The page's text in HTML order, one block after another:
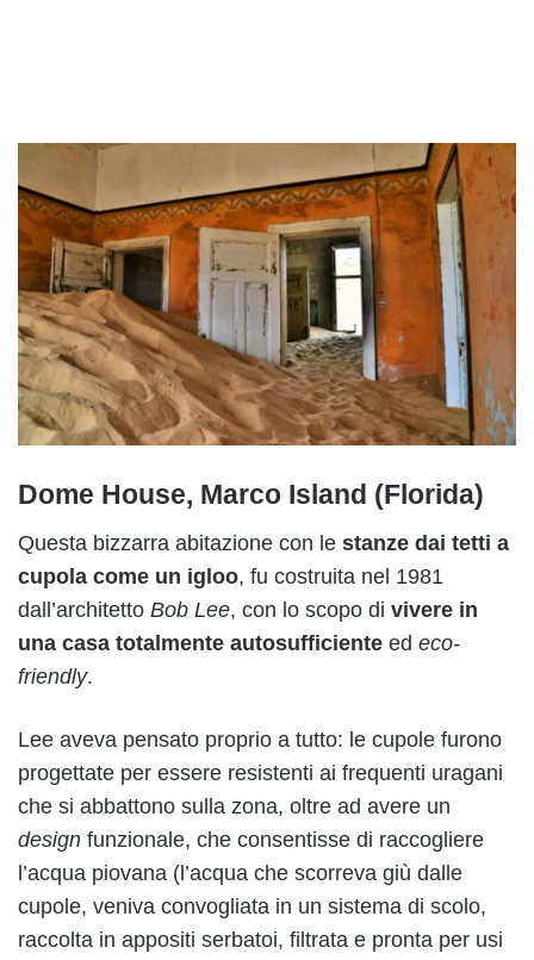
Dome House, Marco Island (Florida)
Questa bizzarra abitazione con le stanze dai tetti a
cupola come un igloo, fu costruita nel 1981
dall’architetto Bob Lee, con lo scopo di vivere in
una casa totalmente autosufficiente ed eco-
friendly.
Lee aveva pensato proprio a tutto: le cupole furono
progettate per essere resistenti ai frequenti uragani
che si abbattono sulla zona, oltre ad avere un
design funzionale, che consentisse di raccogliere
l’acqua piovana (l’acqua che scorreva giù dalle
cupole, veniva convogliata in un sistema di scolo,
raccolta in appositi serbatoi, filtrata e pronta per usi